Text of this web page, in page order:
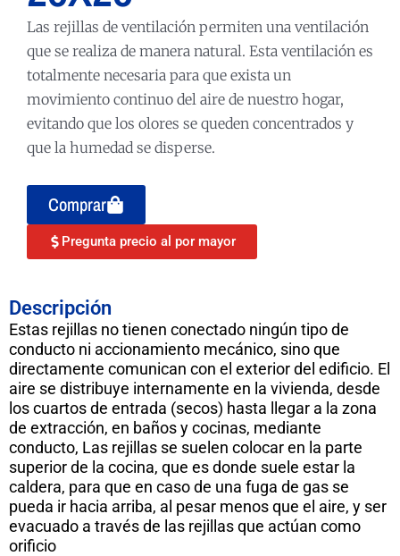
Las rejillas de ventilación permiten una ventilación
que se realiza de manera natural. Esta ventilación es
totalmente necesaria para que exista un
movimiento continuo del aire de nuestro hogar,
evitando que los olores se queden concentrados y
que la humedad se disperse.
Comprar
Pregunta precio al por mayor
Descripción
Estas rejillas no tienen conectado ningún tipo de
conducto ni accionamiento mecánico, sino que
directamente comunican con el exterior del edificio. El
aire se distribuye internamente en la vivienda, desde
los cuartos de entrada (secos) hasta llegar a la zona
de extracción, en baños y cocinas, mediante
conducto, Las rejillas se suelen colocar en la parte
superior de la cocina, que es donde suele estar la
caldera, para que en caso de una fuga de gas se
pueda ir hacia arriba, al pesar menos que el aire, y ser
evacuado a través de las rejillas que actúan como
orificio